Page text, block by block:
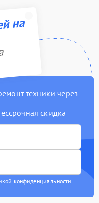
на
техники через
скидка
конфиденциальности